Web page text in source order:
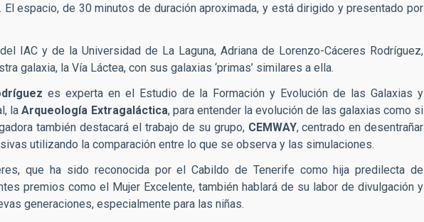
. El espacio, de 30 minutos de duración aproximada, y está dirigido y presentado por
IAC y de la Universidad de La Laguna, Adriana de Lorenzo-Cáceres Rodríguez,
galaxia, la Vía Láctea, con sus galaxias ‘primas’ similares a ella.
es experta en el Estudio de la Formación y Evolución de las Galaxiasy
laArqueología Extragaláctica, para entender la evolución de las galaxias como si
también destacará el trabajo de su grupo, CEMWAY, centrado en desentrañar
utilizando la comparación entre lo que se observa y las simulaciones.
que ha sido reconocida por el Cabildo de Tenerife como hija predilecta de
premios como el Mujer Excelente, también hablará de su labor de divulgación y
generaciones, especialmente para las niñas.